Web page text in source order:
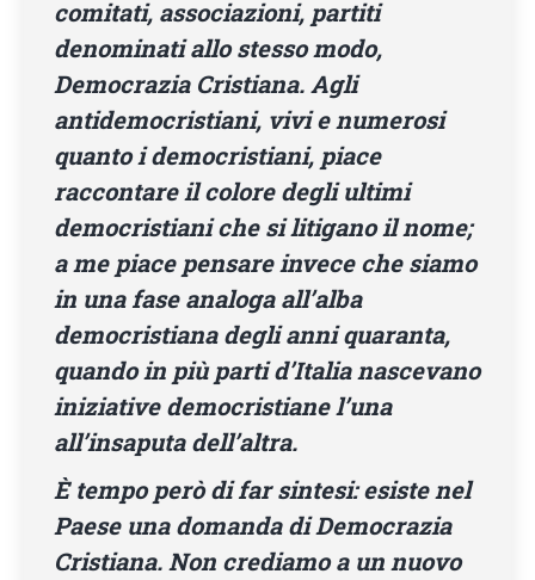
comitati, associazioni, partiti
denominati allo stesso modo,
Democrazia Cristiana. Agli
antidemocristiani, vivi e numerosi
quanto i democristiani, piace
raccontare il colore degli ultimi
democristiani che si litigano il nome;
a me piace pensare invece che siamo
in una fase analoga all’alba
democristiana degli anni quaranta,
quando in più parti d’Italia nascevano
iniziative democristiane l’una
all’insaputa dell’altra.
È tempo però di far sintesi: esiste nel
Paese una domanda di Democrazia
Cristiana. Non crediamo a un nuovo